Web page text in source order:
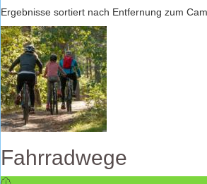
Ergebnisse sortiert nach Entfernung zum
Fahrradwege